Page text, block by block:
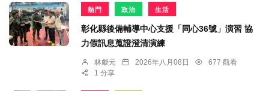
熱門 政治 生活
彰化縣後備輔導中心支援「同心36號」演習 協
力假訊息蒐證澄清演練
林獻元 2026年八月08日
677 觀看
1 分享